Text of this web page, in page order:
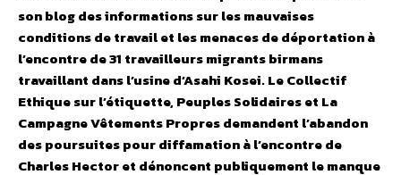
son blog des informations sur les mauvaises
conditions de travail et les menaces de déportation à
l’encontre de 31 travailleurs migrants birmans
travaillant dans l’usine d’Asahi Kosei. Le Collectif
Ethique sur l’étiquette, Peuples Solidaires et La
Campagne Vêtements Propres demandent l’abandon
des poursuites pour diffamation à l’encontre de
Charles Hector et dénoncent publiquement le manque